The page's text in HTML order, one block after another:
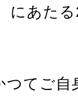
にあた
つてご自